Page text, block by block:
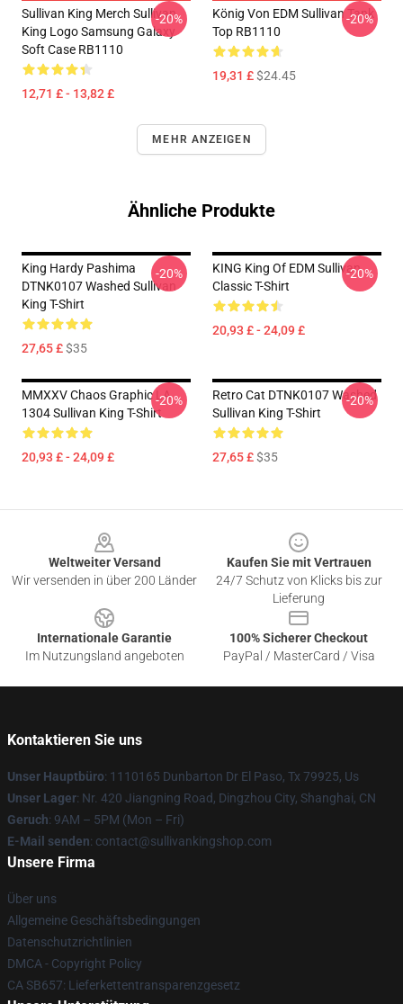
Sullivan King Merch Sullivan
King Logo Samsung Galaxy
Soft Case RB1110
12,71 £ - 13,82 £
-20%
König Von EDM Sullivan Tank
Top RB1110
19,31 £$24.45
-20%
MEHR ANZEIGEN
Ähnliche Produkte
King Hardy Pashima
DTNK0107 Washed Sullivan
King T-Shirt
27,65 £$35
-20%
KING King Of EDM Sullivan
Classic T-Shirt
20,93 £ - 24,09 £
-20%
MMXXV Chaos Graphic LA
1304 Sullivan King T-Shirt
20,93 £ - 24,09 £
-20%
Retro Cat DTNK0107 Washed
Sullivan King T-Shirt
27,65 £$35
-20%
Weltweiter Versand
Wir versenden in über 200 Länder
Kaufen Sie mit Vertrauen
24/7 Schutz von Klicks bis zur
Lieferung
Internationale Garantie
Im Nutzungsland angeboten
100% Sicherer Checkout
PayPal / MasterCard / Visa
Kontaktieren Sie uns
Unser Hauptbüro: 1110165 Dunbarton Dr El Paso, Tx 79925, Us
Unser Lager: Nr. 420 Jiangning Road, Dingzhou City, Shanghai, CN
Geruch: 9AM – 5PM (Mon – Fri)
E-Mail senden: contact@sullivankingshop.com
Unsere Firma
Über uns
Allgemeine Geschäftsbedingungen
Datenschutzrichtlinien
DMCA - Copyright Policy
CA SB657: Lieferkettentransparenzgesetz